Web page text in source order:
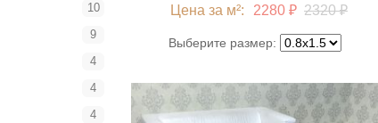
Цена за м²:
2280 ₽ 2320 ₽
Выберите размер:
10
9
4
4
4